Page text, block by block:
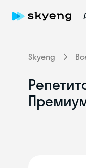
Skyeng